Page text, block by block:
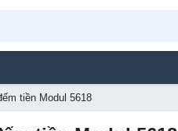
tiền Modul 5618